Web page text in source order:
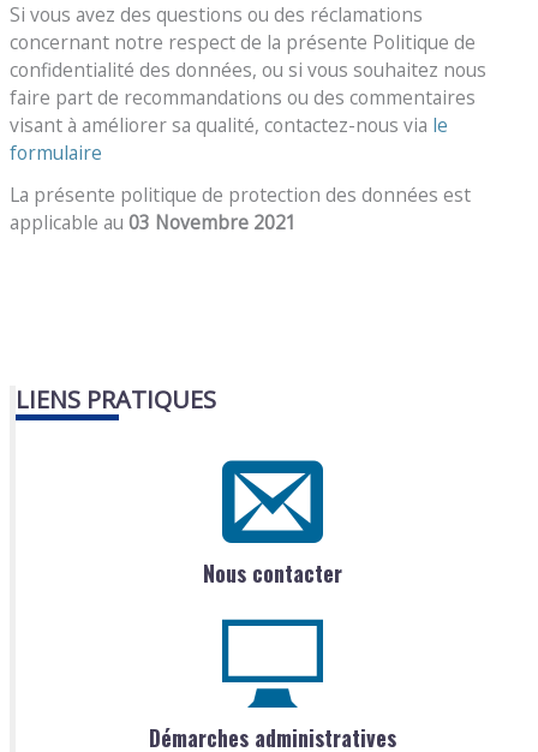
Si vous avez des questions ou des réclamations
concernant notre respect de la présente Politique de
confidentialité des données, ou si vous souhaitez nous
faire part de recommandations ou des commentaires
visant à améliorer sa qualité, contactez-nous via le
formulaire
La présente politique de protection des données est
applicable au03 Novembre 2021
LIENS PRATIQUES
Nous contacter
Démarches administratives